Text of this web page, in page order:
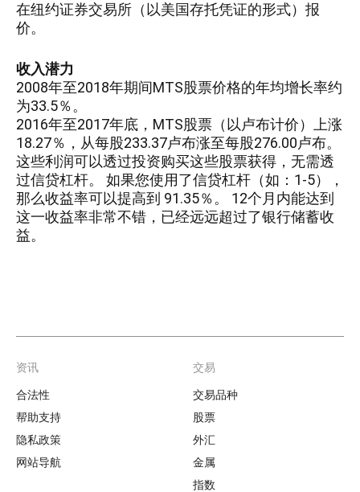
在纽约证券交易所（以美国存托凭证的形式）报
价。
收入潜力
2008年至2018年期间MTS股票价格的年均增长率约
为33.5％。
2016年至2017年底，MTS股票（以卢布计价）上涨
18.27％，从每股233.37卢布涨至每股276.00卢布。
这些利润可以透过投资购买这些股票获得，无需透
过信贷杠杆。 如果您使用了信贷杠杆（如：1-5），
那么收益率可以提高到 91.35％。 12个月内能达到
这一收益率非常不错，已经远远超过了银行储蓄收
益。
Footer
资讯
合法性
帮助支持
隐私政策
网站导航
交易
交易品种
股票
外汇
金属
指数